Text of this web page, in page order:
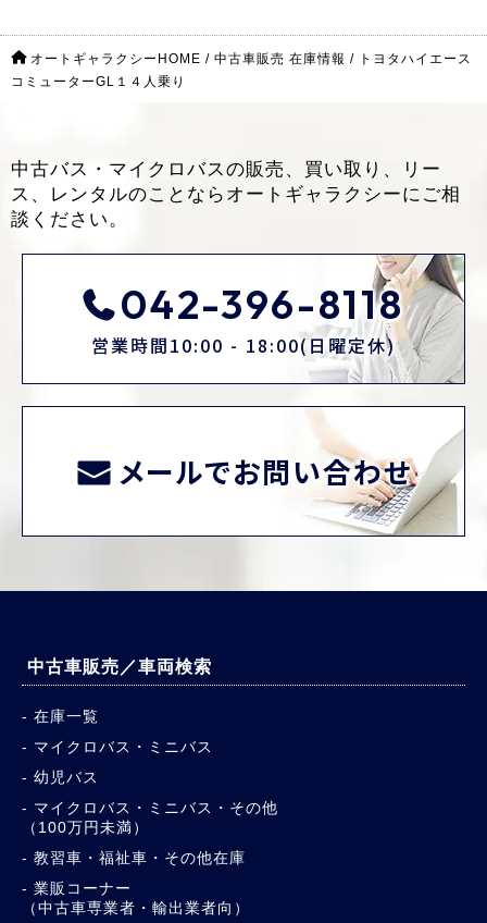
オートギャラクシーHOME / 中古車販売 在庫情報 / トヨタハイエース
コミューターGL１４人乗り
中古バス・マイクロバスの販売、買い取り、リー
ス、レンタルのことなら オートギャラクシーにご相
談ください。
042-396-8118
営業時間10:00 - 18:00(日曜定休)
メールでお問い合わせ
中古車販売／車両検索
在庫一覧
マイクロバス・ミニバス
幼児バス
マイクロバス・ミニバス・その他
（100万円未満）
教習車・福祉車・その他在庫
業販コーナー
（中古車専業者・輸出業者向）